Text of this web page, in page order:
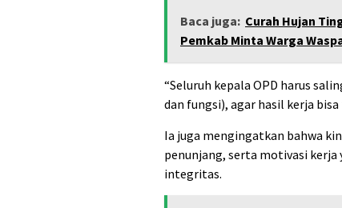
Baca juga: Curah Hujan
Pemkab Minta Warga
“Seluruh kepala OPD harus
dan fungsi), agar hasil kerja
Ia juga mengingatkan bahwa
penunjang, serta motivasi kerja
integritas.